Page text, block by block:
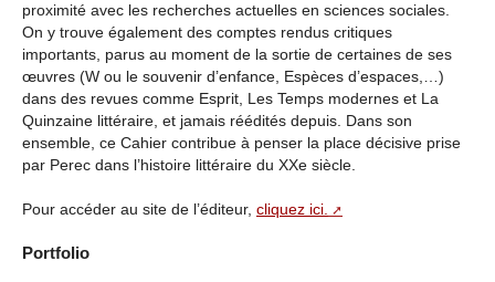
proximité avec les recherches actuelles en sciences sociales.
On y trouve également des comptes rendus critiques
importants, parus au moment de la sortie de certaines de ses
œuvres (W ou le souvenir d’enfance, Espèces d’espaces,…)
dans des revues comme Esprit, Les Temps modernes et La
Quinzaine littéraire, et jamais réédités depuis. Dans son
ensemble, ce Cahier contribue à penser la place décisive prise
par Perec dans l’histoire littéraire du XXe siècle.
Pour accéder au site de l’éditeur, cliquez ici.
Portfolio